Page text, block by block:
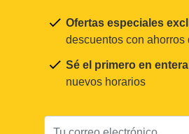
Ofertas especiales
descuentos con ahorros
Sé el primero en
nuevos horarios